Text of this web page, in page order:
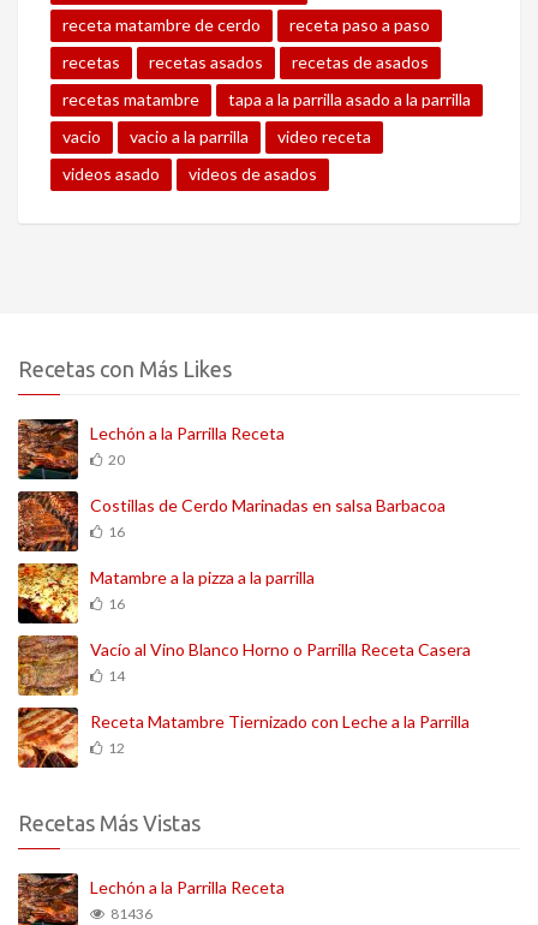
receta matambre de cerdo
receta paso a paso
recetas
recetas asados
recetas de asados
recetas matambre
tapa a la parrilla asado a la parrilla
vacio
vacio a la parrilla
video receta
videos asado
videos de asados
Recetas con Más Likes
Lechón a la Parrilla Receta
20
Costillas de Cerdo Marinadas en salsa Barbacoa
16
Matambre a la pizza a la parrilla
16
Vacío al Vino Blanco Horno o Parrilla Receta Casera
14
Receta Matambre Tiernizado con Leche a la Parrilla
12
Recetas Más Vistas
Lechón a la Parrilla Receta
81436